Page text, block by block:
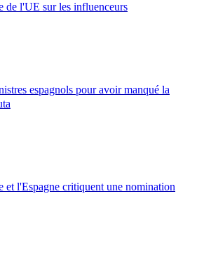
de l'UE sur les influenceurs
espagnols pour avoir manqué la
l'Espagne critiquent une nomination